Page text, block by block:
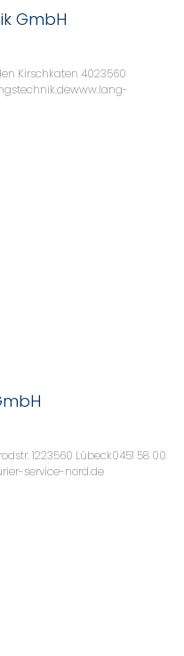
GmbH
Kirschkaten 4023560
1223560 Lübeck0451 58 00
service-nord.de